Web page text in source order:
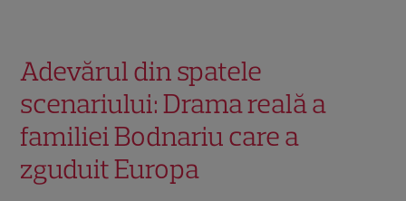
Adevărul din spatele
scenariului: Drama reală a
familiei Bodnariu care a
zguduit Europa